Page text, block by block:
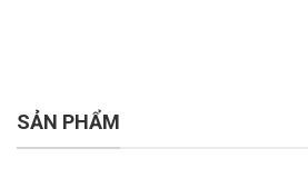
SẢN PHẨM